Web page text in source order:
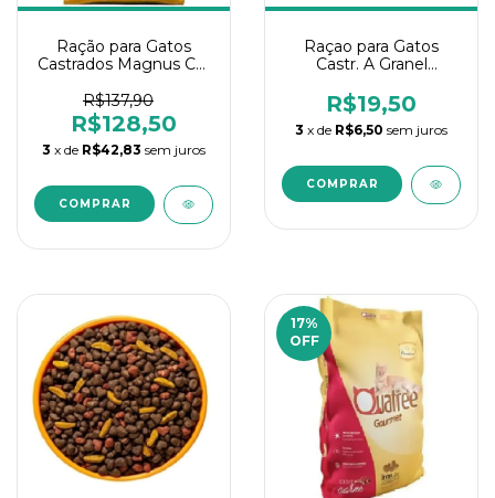
Ração para Gatos
Castrados Magnus Cat
R$137,90
R$128,50
3 x de R$42,83 sem juros
Raçao para Gatos
Castr. A Granel
1Kg
R$19,50
3 x de R$6,50 sem juros
17%
OFF